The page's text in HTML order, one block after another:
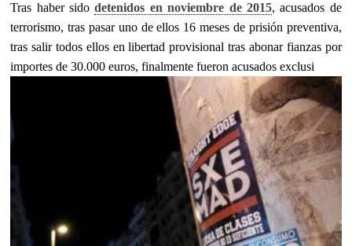
Tras haber sidodetenidos en noviembre de 2015, acusados de
terrorismo, tras pasar uno de ellos 16 meses de prisión preventiva,
tras salir todos ellos en libertad provisional tras abonar fianzas por
importes de 30.000 euros, finalmente fueron acusados exclusi